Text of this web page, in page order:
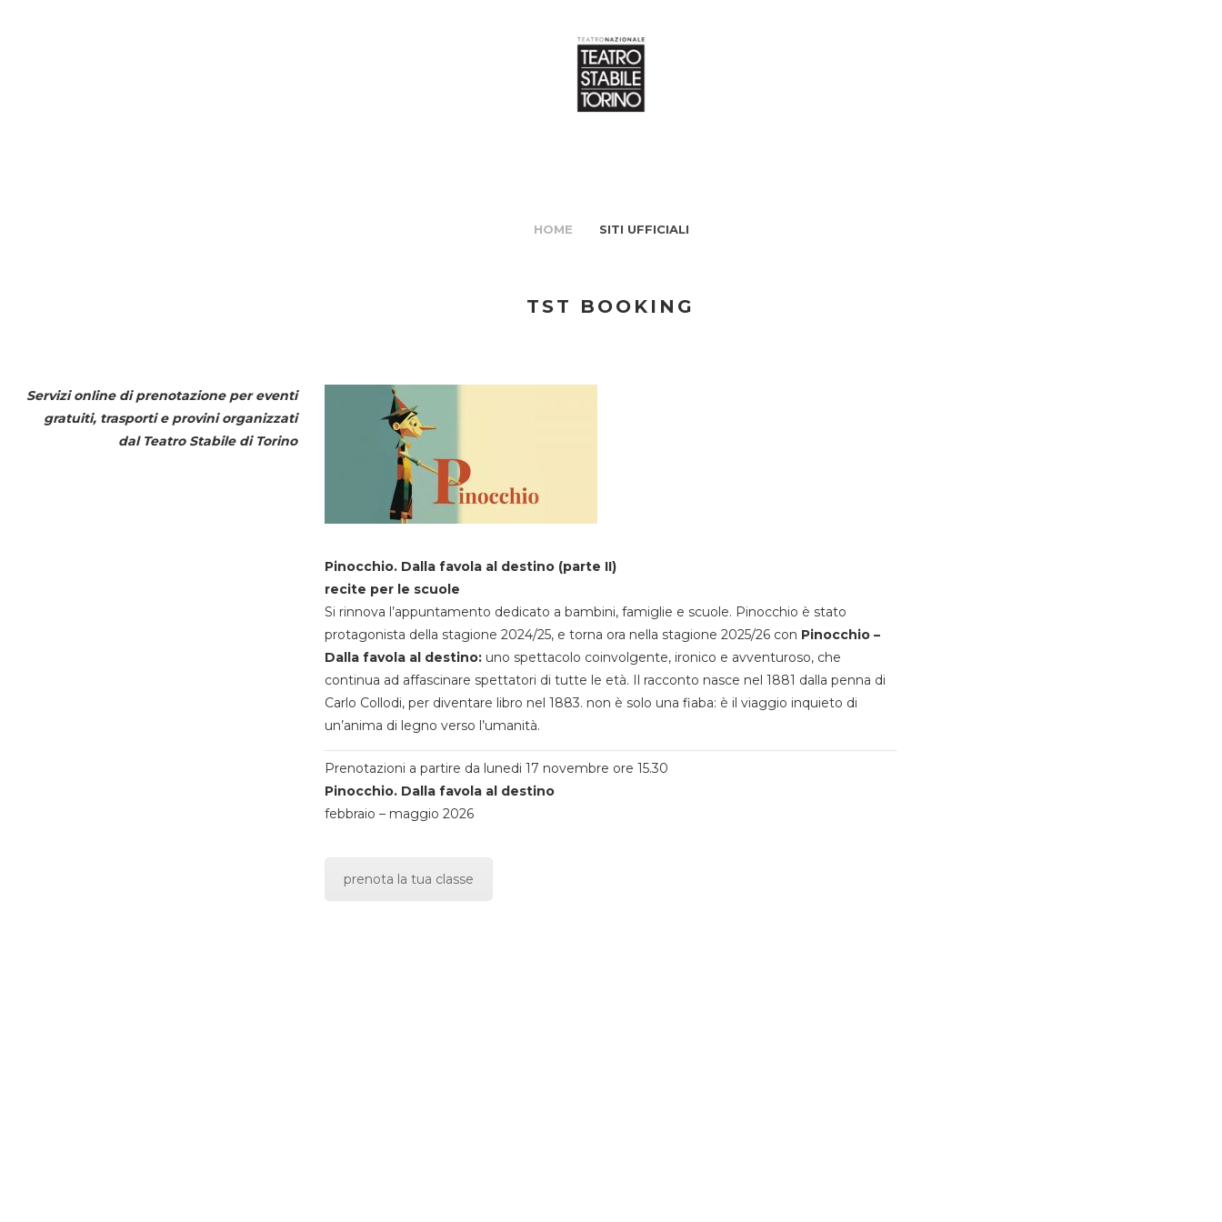
HOME SITI UFFICIALI
TST BOOKING
Servizi online di prenotazione per eventi
gratuiti, trasporti e provini organizzati
dal Teatro Stabile di Torino
Pinocchio. Dalla favola al destino (parte II)
recite per le scuole
Si rinnova l’appuntamento dedicato a bambini, famiglie e scuole. Pinocchio è stato
protagonista della stagione 2024/25, e torna ora nella stagione 2025/26 con Pinocchio –
Dalla favola al destino:uno spettacolo coinvolgente, ironico e avventuroso, che
continua ad affascinare spettatori di tutte le età. Il racconto nasce nel 1881 dalla penna di
Carlo Collodi, per diventare libro nel 1883. non è solo una fiaba: è il viaggio inquieto di
un’anima di legno verso l’umanità.
Prenotazioni a partire da lunedi 17 novembre ore 15.30
Pinocchio. Dalla favola al destino
febbraio – maggio 2026
prenota la tua classe